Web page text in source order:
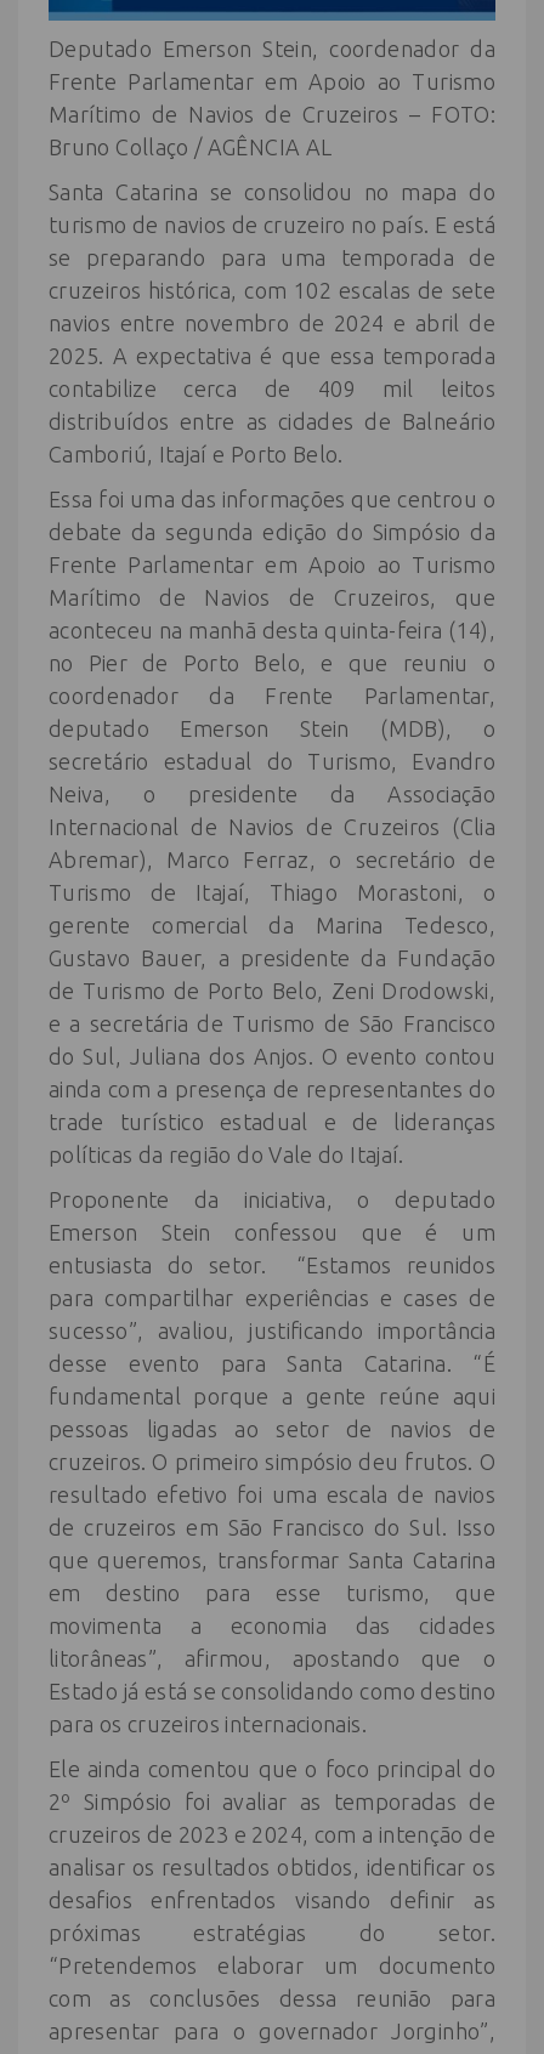
Deputado Emerson Stein, coordenador da
Frente Parlamentar em Apoio ao Turismo
Marítimo de Navios de Cruzeiros – FOTO:
Bruno Collaço / AGÊNCIA AL
Santa Catarina se consolidou no mapa do
turismo de navios de cruzeiro no país. E está
se preparando para uma temporada de
cruzeiros histórica, com 102 escalas de sete
navios entre novembro de 2024 e abril de
2025. A expectativa é que essa temporada
contabilize cerca de 409 mil leitos
distribuídos entre as cidades de Balneário
Camboriú, Itajaí e Porto Belo.
Essa foi uma das informações que centrou o
debate da segunda edição do Simpósio da
Frente Parlamentar em Apoio ao Turismo
Marítimo de Navios de Cruzeiros, que
aconteceu na manhã desta quinta-feira (14),
no Pier de Porto Belo, e que reuniu o
coordenador da Frente Parlamentar,
deputado Emerson Stein (MDB), o
secretário estadual do Turismo, Evandro
Neiva, o presidente da Associação
Internacional de Navios de Cruzeiros (Clia
Abremar), Marco Ferraz, o secretário de
Turismo de Itajaí, Thiago Morastoni, o
gerente comercial da Marina Tedesco,
Gustavo Bauer, a presidente da Fundação
de Turismo de Porto Belo, Zeni Drodowski,
e a secretária de Turismo de São Francisco
do Sul, Juliana dos Anjos. O evento contou
ainda com a presença de representantes do
trade turístico estadual e de lideranças
políticas da região do Vale do Itajaí.
Proponente da iniciativa, o deputado
Emerson Stein confessou que é um
entusiasta do setor. “Estamos reunidos
para compartilhar experiências e cases de
sucesso”, avaliou, justificando importância
desse evento para Santa Catarina. “É
fundamental porque a gente reúne aqui
pessoas ligadas ao setor de navios de
cruzeiros. O primeiro simpósio deu frutos. O
resultado efetivo foi uma escala de navios
de cruzeiros em São Francisco do Sul. Isso
que queremos, transformar Santa Catarina
em destino para esse turismo, que
movimenta a economia das cidades
litorâneas”, afirmou, apostando que o
Estado já está se consolidando como destino
para os cruzeiros internacionais.
Ele ainda comentou que o foco principal do
2º Simpósio foi avaliar as temporadas de
cruzeiros de 2023 e 2024, com a intenção de
analisar os resultados obtidos, identificar os
desafios enfrentados visando definir as
próximas estratégias do setor.
“Pretendemos elaborar um documento
com as conclusões dessa reunião para
apresentar para o governador Jorginho”,